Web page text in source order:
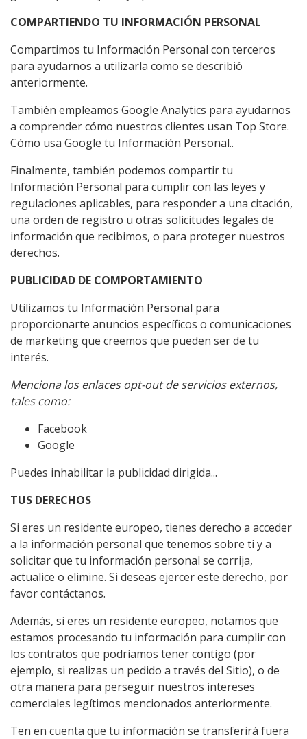
COMPARTIENDO TU INFORMACIÓN PERSONAL
Compartimos tu Información Personal con terceros
para ayudarnos a utilizarla como se describió
anteriormente.
También empleamos Google Analytics para ayudarnos
a comprender cómo nuestros clientes usan Top Store.
Cómo usa Google tu Información Personal..
Finalmente, también podemos compartir tu
Información Personal para cumplir con las leyes y
regulaciones aplicables, para responder a una citación,
una orden de registro u otras solicitudes legales de
información que recibimos, o para proteger nuestros
derechos.
PUBLICIDAD DE COMPORTAMIENTO
Utilizamos tu Información Personal para
proporcionarte anuncios específicos o comunicaciones
de marketing que creemos que pueden ser de tu
interés.
Menciona los enlaces opt-out de servicios externos,
tales como:
Facebook
Google
Puedes inhabilitar la publicidad dirigida...
TUS DERECHOS
Si eres un residente europeo, tienes derecho a acceder
a la información personal que tenemos sobre ti y a
solicitar que tu información personal se corrija,
actualice o elimine. Si deseas ejercer este derecho, por
favor contáctanos.
Además, si eres un residente europeo, notamos que
estamos procesando tu información para cumplir con
los contratos que podríamos tener contigo (por
ejemplo, si realizas un pedido a través del Sitio), o de
otra manera para perseguir nuestros intereses
comerciales legítimos mencionados anteriormente.
Ten en cuenta que tu información se transferirá fuera